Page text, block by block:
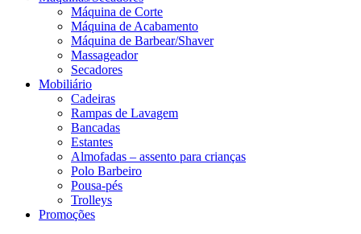
Máquina de Corte
Máquina de Acabamento
Máquina de Barbear/Shaver
Massageador
Secadores
Mobiliário
Cadeiras
Rampas de Lavagem
Bancadas
Estantes
Almofadas – assento para crianças
Polo Barbeiro
Pousa-pés
Trolleys
Promoções